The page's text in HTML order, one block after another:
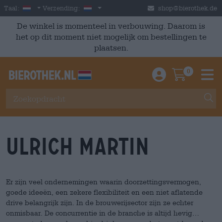
Skip to main content
Taal: Dutch
Verzending: Nederland shop@bierothek.de
De winkel is momenteel in verbouwing. Daarom is
het op dit moment niet mogelijk om bestellingen te
plaatsen.
Einloggen /
0
Ulrich Martin
Er zijn veel ondernemingen waarin doorzettingsvermogen,
goede ideeën, een zekere flexibiliteit en een niet aflatende
drive belangrijk zijn. In de brouwerijsector zijn ze echter
onmisbaar. De concurrentie in de branche is altijd hevig